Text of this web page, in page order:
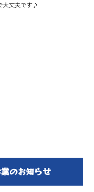
大丈夫です♪
のお知らせ